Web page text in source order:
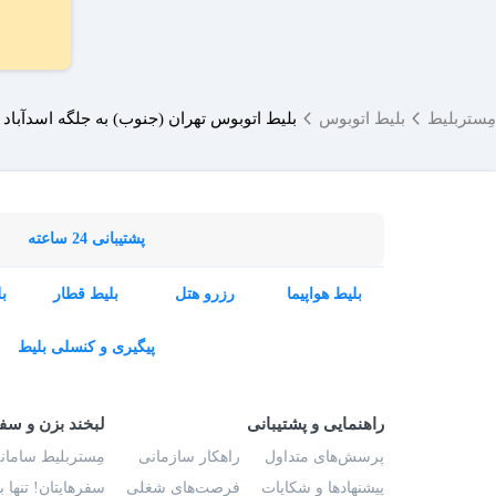
مِستربلیط بلیط اتوبوس بلیط اتوبوس تهران (جنوب) به جلگه اسدآباد
پشتیبانی 24 ساعته
بلیط هواپیما رزرو هتل بلیط قطار
پیگیری و کنسلی بلیط
راهنمایی و پشتیبانی
پرسش‌های متداول
پیشنهادها و شکایات
راهکار سازمانی
فرصت‌های شغلی
لبخند بزن و
مِستربلیط
سفرهایتان!